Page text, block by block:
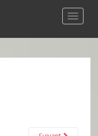
Toggle